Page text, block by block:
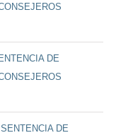
DE
DE